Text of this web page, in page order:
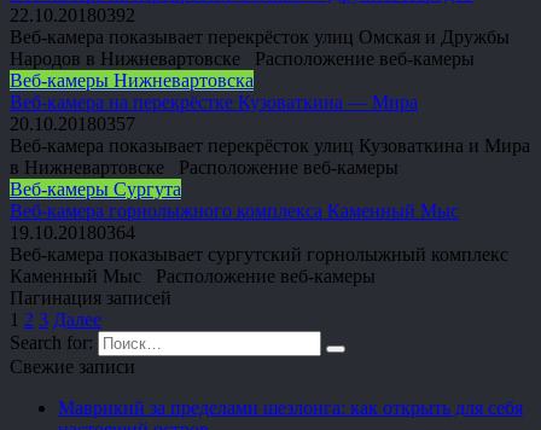
22.10.20180392
Веб-камера показывает перекрёсток улиц Омская и Дружбы
Народов в Нижневартовске Расположение веб-камеры
Веб-камеры Нижневартовска
Веб-камера на перекрёстке Кузоваткина — Мира
20.10.20180357
Веб-камера показывает перекрёсток улиц Кузоваткина и Мира
в Нижневартовске Расположение веб-камеры
Веб-камеры Сургута
Веб-камера горнолыжного комплекса Каменный Мыс
19.10.20180364
Веб-камера показывает сургутский горнолыжный комплекс
Каменный Мыс Расположение веб-камеры
Пагинация записей
1 2 3 Далее
Search for:
Свежие записи
Маврикий за пределами шезлонга: как открыть для себя